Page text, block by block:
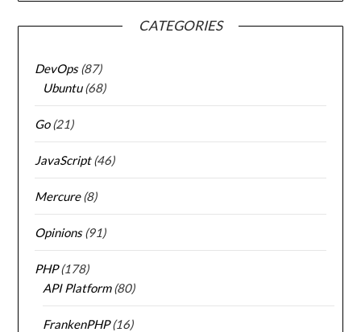
CATEGORIES
DevOps(87)
Ubuntu(68)
Go(21)
JavaScript(46)
Mercure(8)
Opinions(91)
PHP(178)
API Platform(80)
FrankenPHP(16)